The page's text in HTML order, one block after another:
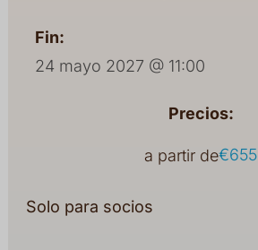
Fin:
24 mayo 2027 @ 11:00
Precios:
a partir de€655
Solo para socios